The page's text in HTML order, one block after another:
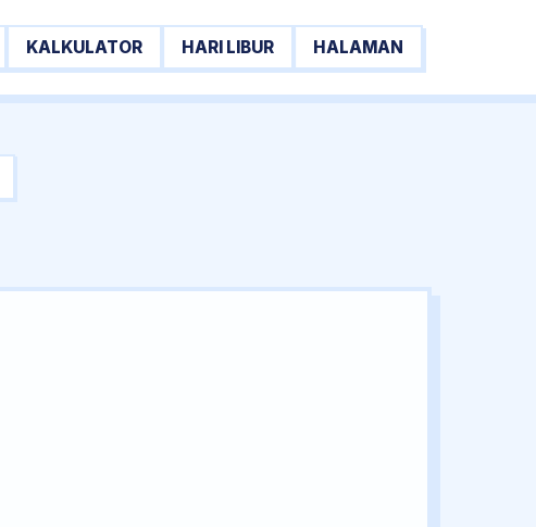
KALKULATOR HARI LIBUR HALAMAN